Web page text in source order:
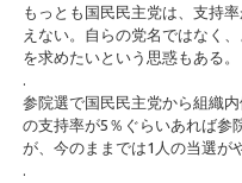
もっとも国民民主党は、支持
えない。自らの党名ではなく
を求めたいという思惑もある。
.
参院選で国民民主党から組織
の支持率が5％ぐらいあれば参
が、今のままでは1人の当選が
.